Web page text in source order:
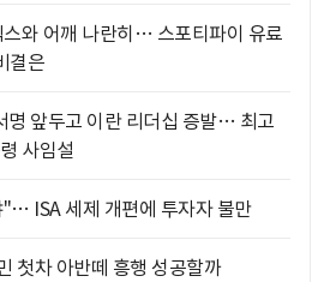
와 어깨 나란히… 스포티파이 유료
결은
명 앞두고 이란 리더십 증발… 최고
사임설
ISA 세제 개편에 투자자 불만
첫차 아반떼 흥행 성공할까